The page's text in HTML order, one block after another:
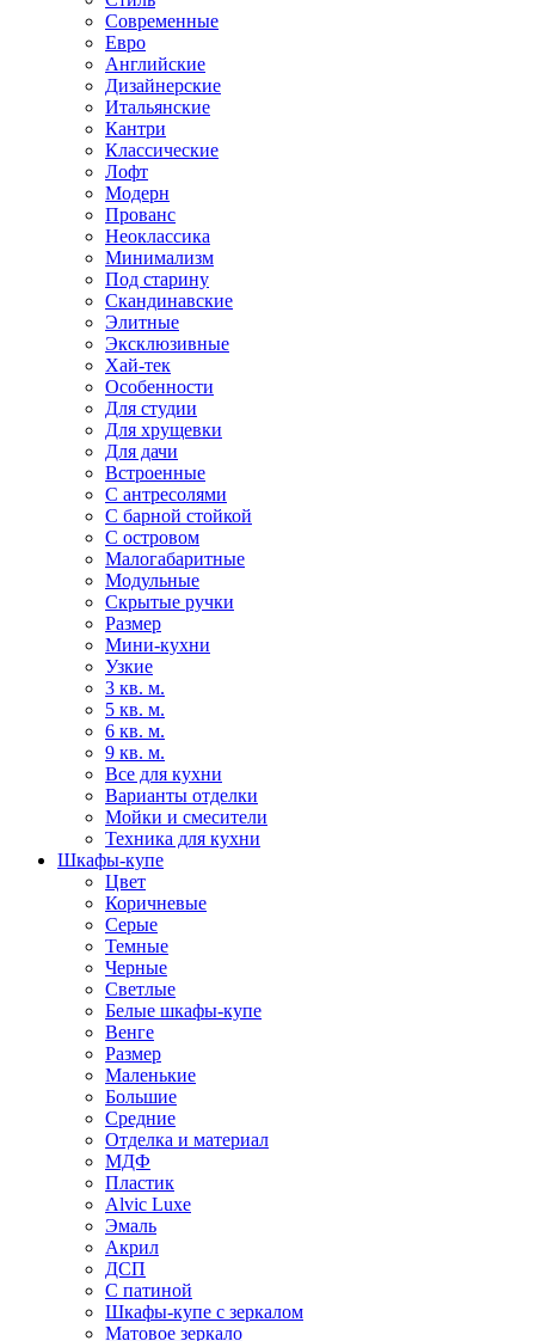
Современные
Евро
Английские
Дизайнерские
Итальянские
Кантри
Классические
Лофт
Модерн
Прованс
Неоклассика
Минимализм
Под старину
Скандинавские
Элитные
Эксклюзивные
Хай-тек
Особенности
Для студии
Для хрущевки
Для дачи
Встроенные
С антресолями
С барной стойкой
С островом
Малогабаритные
Модульные
Скрытые ручки
Размер
Мини-кухни
Узкие
3 кв. м.
5 кв. м.
6 кв. м.
9 кв. м.
Все для кухни
Варианты отделки
Мойки и смесители
Техника для кухни
Шкафы-купе
Цвет
Коричневые
Серые
Темные
Черные
Светлые
Белые шкафы-купе
Венге
Размер
Маленькие
Большие
Средние
Отделка и материал
МДФ
Пластик
Alvic Luxe
Эмаль
Акрил
ДСП
С патиной
Шкафы-купе с зеркалом
Матовое зеркало